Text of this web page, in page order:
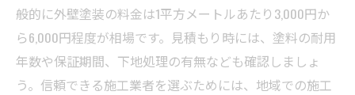
般的に外壁塗装の料金は1平方メートルあたり3,000円か
ら6,000円程度が相場です。見積もり時には、塗料の耐用
年数や保証期間、下地処理の有無なども確認しましょ
う。信頼できる施工業者を選ぶためには、地域での施工